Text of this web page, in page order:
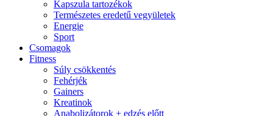
Kapszula tartozékok
Természetes eredetű vegyületek
Energie
Sport
Csomagok
Fitness
Súly csökkentés
Fehérjék
Gainers
Kreatinok
Anabolizátorok + edzés előtt